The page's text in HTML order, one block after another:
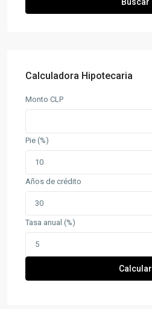
Buscar
Calculadora Hipotecaria
Monto CLP
Pie (%)
Años de crédito
Tasa anual (%)
Calcular